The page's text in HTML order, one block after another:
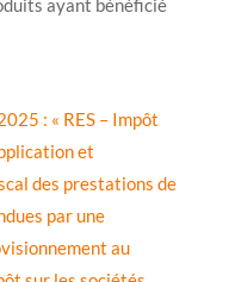
ayant bénéficié
: « RES – Impôt
et
des prestations de
par une
au